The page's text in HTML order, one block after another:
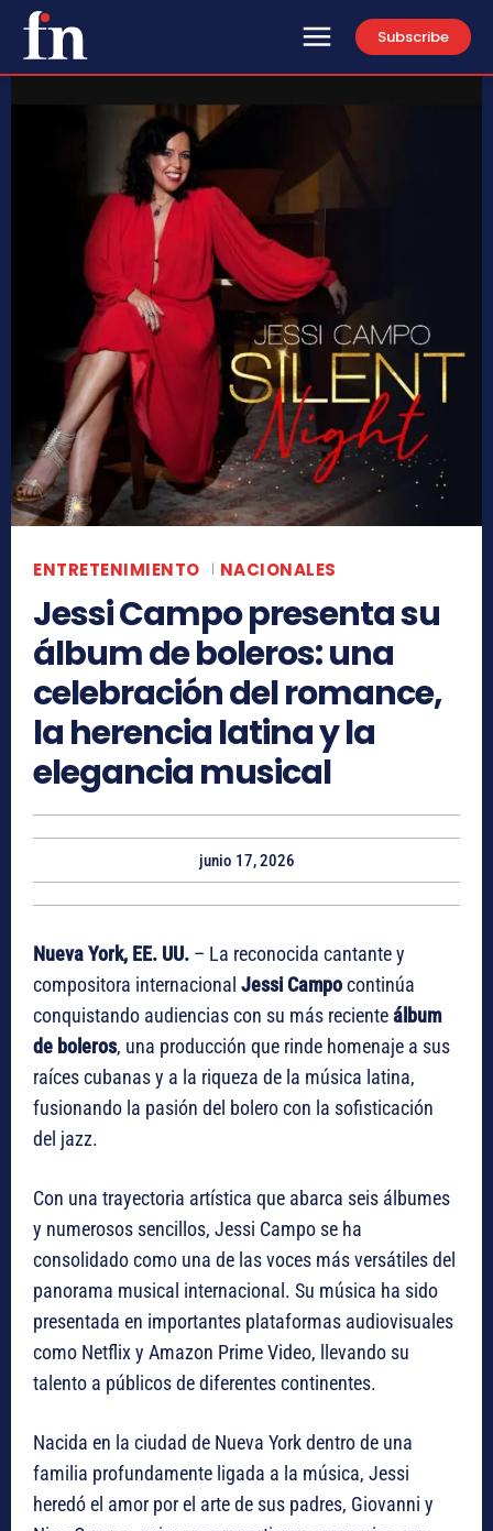
Subscribe
ENTRETENIMIENTO NACIONALES
Jessi Campo presenta su
álbum de boleros: una
celebración del romance,
la herencia latina y la
elegancia musical
junio 17, 2026
Nueva York, EE. UU. – La reconocida cantante y
compositora internacional Jessi Campocontinúa
conquistando audiencias con su más recienteálbum
de boleros, una producción que rinde homenaje a sus
raíces cubanas y a la riqueza de la música latina,
fusionando la pasión del bolero con la sofisticación
del jazz.
Con una trayectoria artística que abarca seis álbumes
y numerosos sencillos, Jessi Campo se ha
consolidado como una de las voces más versátiles del
panorama musical internacional. Su música ha sido
presentada en importantes plataformas audiovisuales
como Netflix y Amazon Prime Video, llevando su
talento a públicos de diferentes continentes.
Nacida en la ciudad de Nueva York dentro de una
familia profundamente ligada a la música, Jessi
heredó el amor por el arte de sus padres, Giovanni y